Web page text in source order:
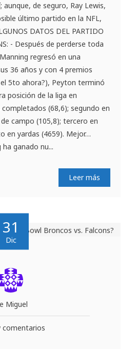
aunque, de seguro, Ray Lewis,
último partido en la NFL,
DATOS DEL PARTIDO
- Después de perderse toda
regresó en una
36 años y con 4 premios
5to ahora?), Peyton terminó
posición de la liga en
(68,6); segundo en
campo (105,8); tercero en
en yardas (4659). Mejor…
ganado nu...
Leer más
31
Dic
Miguel
comentarios